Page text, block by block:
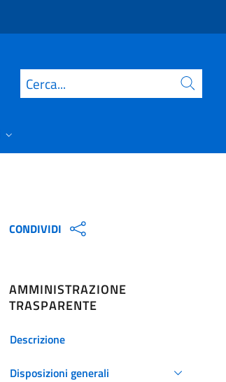
Cerca
CONDIVIDI
AMMINISTRAZIONE
TRASPARENTE
Descrizione
Disposizioni generali